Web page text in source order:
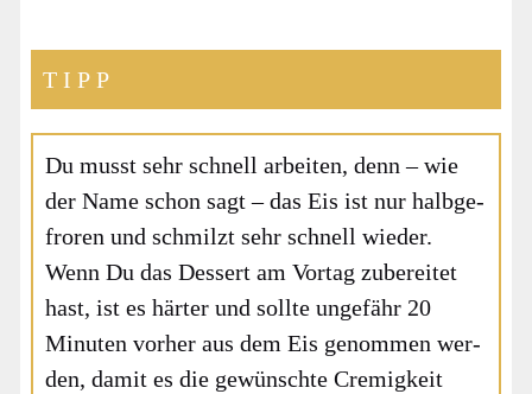
TIPP
Du musst sehr schnell arbei­ten, denn – wie
der Name schon sagt – das Eis ist nur halb­ge­
fro­ren und schmilzt sehr schnell wie­der.
Wenn Du das Des­sert am Vor­tag zube­rei­tet
hast, ist es här­ter und soll­te unge­fähr 20
Minu­ten vor­her aus dem Eis genom­men wer­
den, damit es die gewünsch­te Cre­mig­keit